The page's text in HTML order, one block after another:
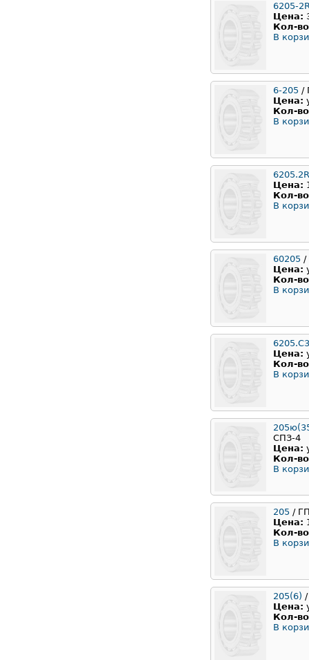
6205-
Цена:
Кол-
В
6-205 /
Цена:
Кол-
В
Цена:
Кол-
В
60205 /
Цена:
Кол-
В
6205.C3
Цена:
Кол-
В
СПЗ-4
Цена:
Кол-
В
205 /
Цена:
Кол-
В
205(6)
Цена:
Кол-
В